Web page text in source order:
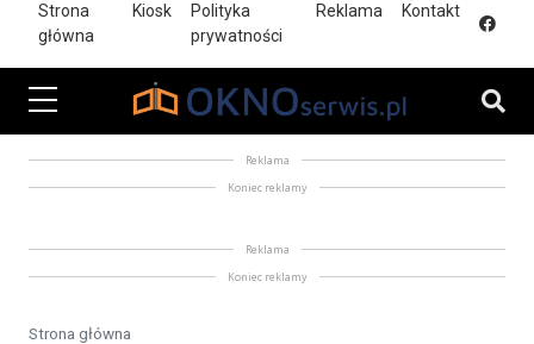
Strona
główna
Kiosk
Polityka
prywatności
Reklama Kontakt
Reklama
Koniec reklamy
Reklama
Koniec reklamy
Strona główna